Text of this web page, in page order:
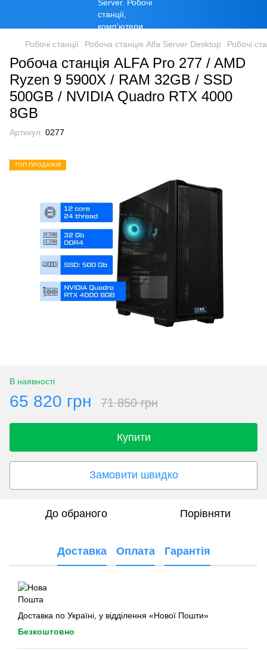
Робочі станції Робоча станція Alfa Server Desktop Робочі
Робоча станція ALFA Pro 277 / AMD
Ryzen 9 5900X / RAM 32GB / SSD
500GB / NVIDIA Quadro RTX 4000
8GB
Артикул: 0277
ТОП ПРОДАЖІВ
В наявності
65 820 грн 71 850 грн
Купити
Замовити швидко
До обраного Порівняти
Доставка Оплата Гарантія
Доставка по Україні, у відділення «Нової Пошти»
Безкоштовно